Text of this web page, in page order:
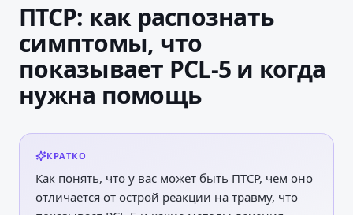
ПТСР: как распознать
симптомы, что
показывает PCL-5 и когда
нужна помощь
КРАТКО
Как понять, что у вас может быть ПТСР, чем оно
отличается от острой реакции на травму, что